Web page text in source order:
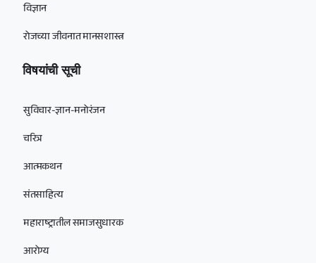
विज्ञान
रोजच्या जीवनात मानसशास्त्र
विषयांची सूची
सुविचार-ज्ञान-मनोरंजन
चरित्र
आत्मकथन
संतसाहित्य
महाराष्ट्रातील समाजसुधारक
आरोग्य